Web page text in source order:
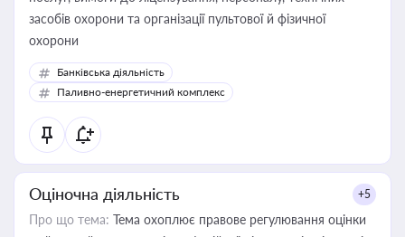
засобів охорони та організації пультової й фізичної
охорони
Банківська діяльність
Паливно-енергетичний комплекс
Оціночна діяльність +5
Про що тема: Тема охоплює правове регулювання оцінки